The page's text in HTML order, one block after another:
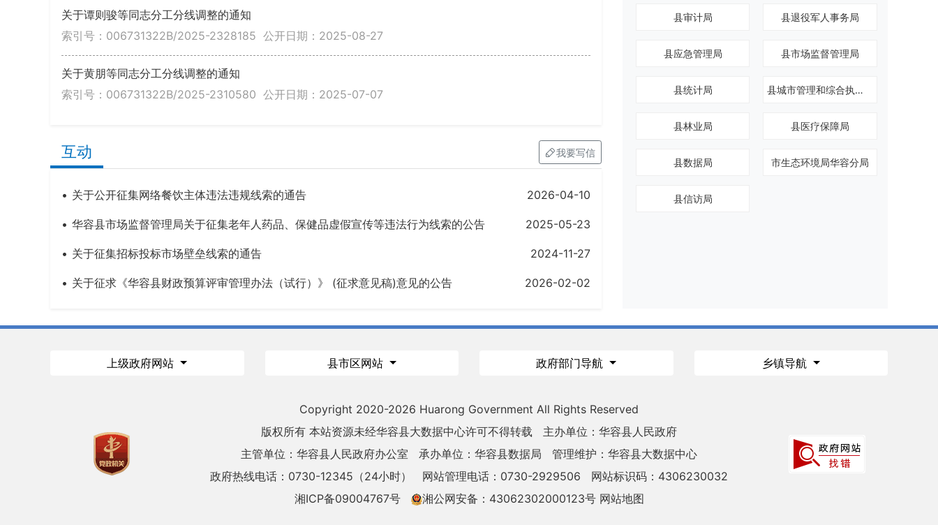
关于谭则骏等同志分工分线调整的通知
索引号：006731322B/2025-2328185 公开日期：2025-08-27
关于黄朋等同志分工分线调整的通知
索引号：006731322B/2025-2310580 公开日期：2025-07-07
互动 我要写信
关于公开征集网络餐饮主体违法违规线索的通告 2026-04-10
华容县市场监督管理局关于征集老年人药品、保健品虚假宣传等违法行为线索的公告 2025-05-23
关于征集招标投标市场壁垒线索的通告 2024-11-27
关于征求《华容县财政预算评审管理办法（试行）》 (征求意见稿)意见的公告 2026-02-02
县审计局 县退役军人事务局
县应急管理局 县市场监督管理局
县统计局 县城市管理和综合执法局
县林业局 县医疗保障局
县数据局 市生态环境局华容分局
县信访局
上级政府网站 县市区网站 政府部门导航 乡镇导航
Copyright 2020-2026 Huarong Government All Rights Reserved
版权所有 本站资源未经华容县大数据中心许可不得转载
主办单位：华容县人民政府
主管单位：华容县人民政府办公室
承办单位：华容县数据局
管理维护：华容县大数据中心
政府热线电话：0730-12345（24小时）
网站管理电话：0730-2929506
网站标识码：4306230032
湘ICP备09004767号
湘公网安备：43062302000123号 网站地图